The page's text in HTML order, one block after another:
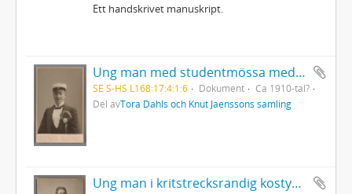
Ett handskrivet manuskript.
Ung man med studentmössa med lagerkrans fäst på vänster kavajslag - sannolikt Knut Jaensson
SE S-HS L168:17:4:1:6 Dokument
Ca 1910-tal?
Del avTora Dahls och Knut Jaenssons samling
Ung man i kritstrecksrandig kostym med cigarr i höger hand